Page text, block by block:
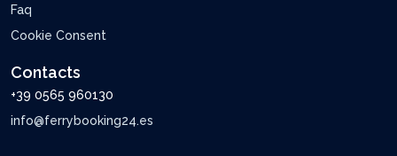
Faq
Cookie Consent
Contacts
+39 0565 960130
info@ferrybooking24.es